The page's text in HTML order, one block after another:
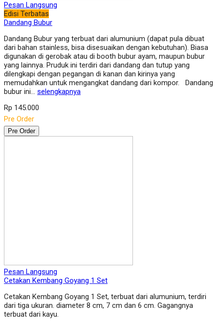
Pesan Langsung
Edisi Terbatas
Dandang Bubur
Dandang Bubur yang terbuat dari alumunium (dapat pula dibuat
dari bahan stainless, bisa disesuaikan dengan kebutuhan). Biasa
digunakan di gerobak atau di booth bubur ayam, maupun bubur
yang lainnya. Pruduk ini terdiri dari dandang dan tutup yang
dilengkapi dengan pegangan di kanan dan kirinya yang
memudahkan untuk mengangkat dandang dari kompor. Dandang
bubur ini… selengkapnya
Rp 145.000
Pre Order
Pre Order
Pesan Langsung
Cetakan Kembang Goyang 1 Set
Cetakan Kembang Goyang 1 Set, terbuat dari alumunium, terdiri
dari tiga ukuran. diameter 8 cm, 7 cm dan 6 cm. Gagangnya
terbuat dari kayu.